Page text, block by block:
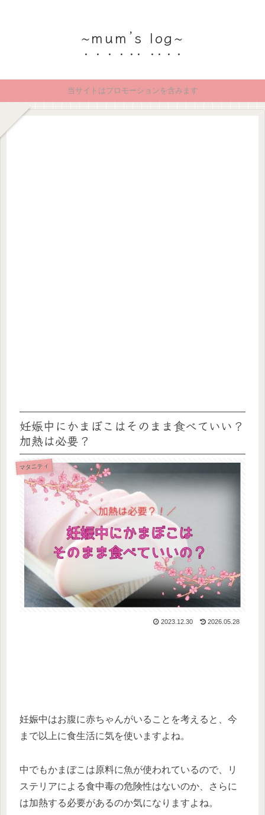
~mum’s log~
当サイトはプロモーションを含みます
妊娠中にかまぼこはそのまま食べていい？
加熱は必要？
マタニティ
2023.12.30 2026.05.28
妊娠中はお腹に赤ちゃんがいることを考えると、今
まで以上に食生活に気を使いますよね。
中でもかまぼこは原料に魚が使われているので、リ
ステリアによる食中毒の危険性はないのか、さらに
は加熱する必要があるのか気になりますよね。